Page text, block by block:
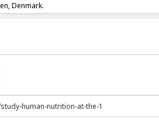
Denmark.